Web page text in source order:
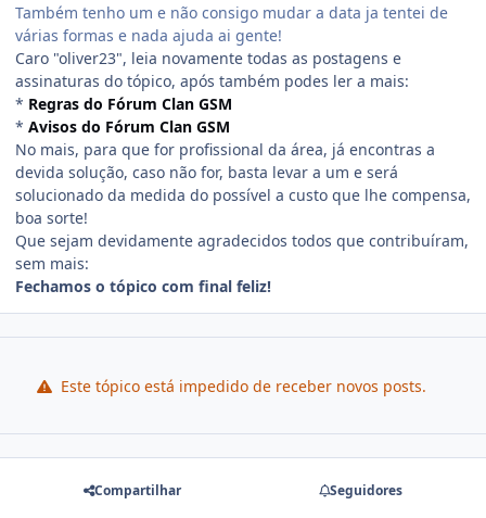
Também tenho um e não consigo mudar a data ja tentei de
várias formas e nada ajuda ai gente!
Caro "oliver23", leia novamente todas as postagens e
assinaturas do tópico, após também podes ler a mais:
* Regras do Fórum Clan GSM
* Avisos do Fórum Clan GSM
No mais, para que for profissional da área, já encontras a
devida solução, caso não for, basta levar a um e será
solucionado da medida do possível a custo que lhe compensa,
boa sorte!
Que sejam devidamente agradecidos todos que contribuíram,
sem mais:
Fechamos o tópico com final feliz!
Este tópico está impedido de receber novos posts.
Compartilhar Seguidores